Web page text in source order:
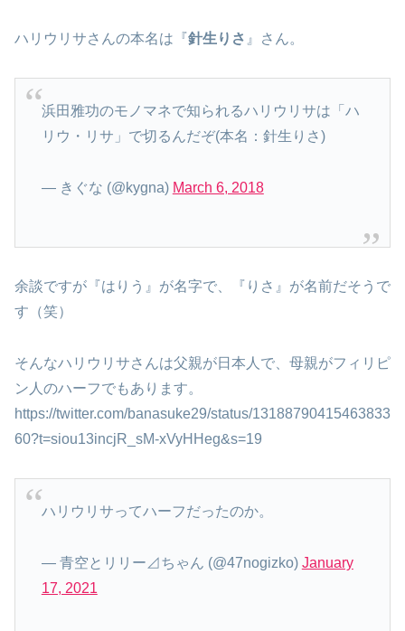
ハリウリサさんの本名は『針生りさ 』さん。
浜田雅功のモノマネで知られるハリウリサは「ハ
リウ・リサ」で切るんだぞ(本名：針生りさ)
— きぐな (@kygna) March 6, 2018
余談ですが『はりう』が名字で、『りさ』が名前だそうで
す（笑）
そんなハリウリサさんは父親が日本人で、母親がフィリピ
ン人のハーフでもあります。
https://twitter.com/banasuke29/status/13188790415463833
60?t=siou13incjR_sM-xVyHHeg&s=19
ハリウリサってハーフだったのか。
— 青空とリリー⊿ちゃん (@47nogizko) January
17, 2021